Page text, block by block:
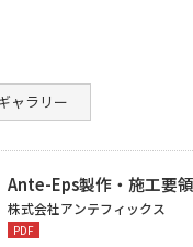
ャラリー
Ante-Eps製作・施工要
株式会社アンテフィックス
PDF